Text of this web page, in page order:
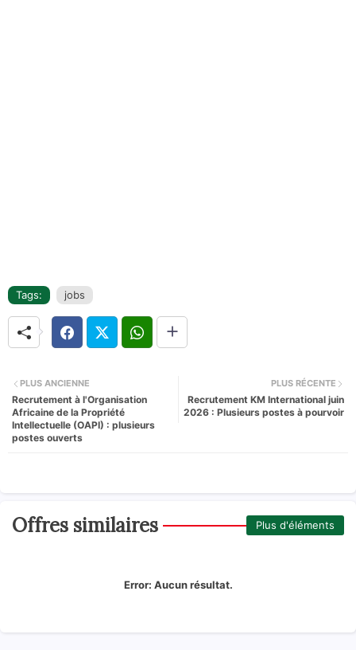
Tags: jobs
PLUS RÉCENTE
Recrutement KM International juin
2026 : Plusieurs postes à pourvoir
PLUS ANCIENNE
Recrutement à l'Organisation
Africaine de la Propriété
Intellectuelle (OAPI) : plusieurs
postes ouverts
Offres similaires Plus d'éléments
Error: Aucun résultat.